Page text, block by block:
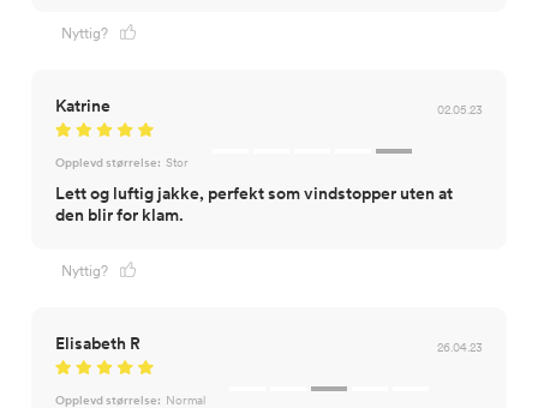
Nyttig?
Katrine 02.05.23
Opplevd størrelse: Stor
Lett og luftig jakke, perfekt som vindstopper uten at
den blir for klam.
Nyttig?
Elisabeth R 26.04.23
Opplevd størrelse: Normal